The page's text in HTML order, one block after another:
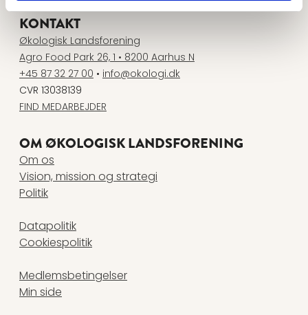
KONTAKT
Økologisk Landsforening
Agro Food Park 26, 1 • 8200 Aarhus N
+45 87 32 27 00 • info@okologi.dk
CVR 13038139
FIND MEDARBEJDER
OM ØKOLOGISK LANDSFORENING
Om os
Vision, mission og strategi
Politik
Datapolitik
Cookiespolitik
Medlemsbetingelser
Min side